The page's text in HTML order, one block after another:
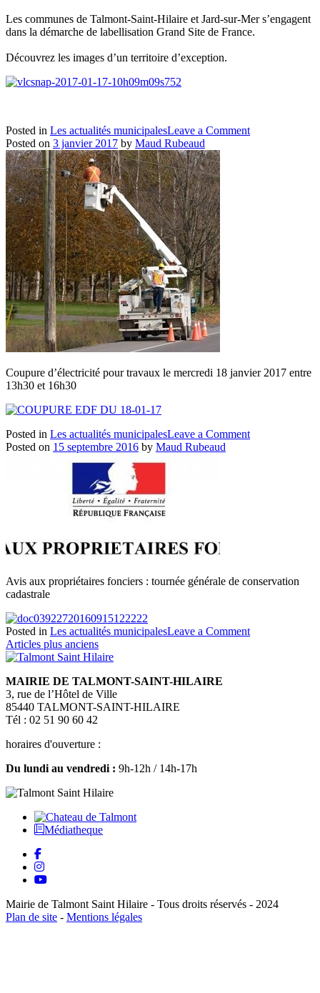
Les communes de Talmont-Saint-Hilaire et Jard-sur-Mer s’engagent
dans la démarche de labellisation Grand Site de France.
Découvrez les images d’un territoire d’exception.
Posted in Les actualités municipalesLeave a Commenton
Posted on 3 janvier 2017 by Maud Rubeaud
Coupure d’électricité pour travaux le mercredi 18 janvier 2017 entre
13h30 et 16h30
Posted in Les actualités municipalesLeave a Commenton
Posted on 15 septembre 2016 by Maud Rubeaud
Avis aux propriétaires fonciers : tournée générale de conservation
cadastrale
Posted in Les actualités municipalesLeave a Commenton
Navigation
des
articles
Articles plus anciens
MAIRIE DE TALMONT-SAINT-HILAIRE
3, rue de l’Hôtel de Ville
85440 TALMONT-SAINT-HILAIRE
Tél : 02 51 90 60 42
horaires d'ouverture :
Du lundi au vendredi : 9h-12h / 14h-17h
Médiatheque
Mairie de Talmont Saint Hilaire - Tous droits réservés - 2024
Plan de site - Mentions légales